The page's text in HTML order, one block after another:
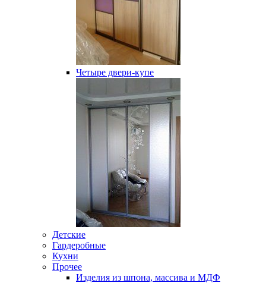
Четыре двери-купе
Детские
Гардеробные
Кухни
Прочее
Изделия из шпона, массива и МДФ